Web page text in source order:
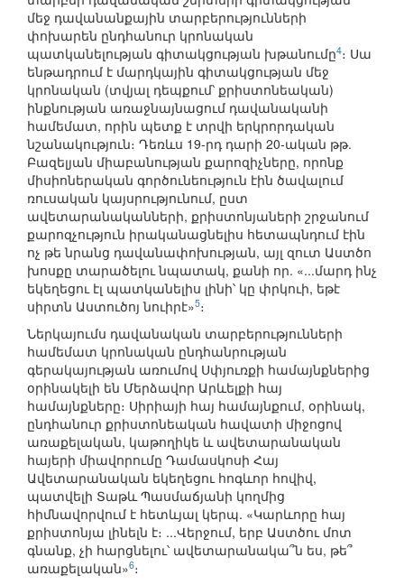
մեջ դավանանքային տարբերությունների
փոխարեն ընդհանուր կրոնական
պատկանելության գիտակցության խթանումը4։ Սա
ենթադրում է մարդկային գիտակցության մեջ
կրոնական (տվյալ դեպքում՝ քրիստոնեական)
ինքնության առաջնայնացում դավանականի
համեմատ, որին պետք է տրվի երկրորդական
նշանակություն։ Դեռևս 19-րդ դարի 20-ական թթ.
Բազելյան միաբանության քարոզիչները, որոնք
միսիոներական գործունեություն էին ծավալում
ռուսական կայսրությունում, ըստ
ավետարանականների, քրիստոնյաների շրջանում
քարոզչություն իրականացնելիս հետապնդում էին
ոչ թե նրանց դավանափոխության, այլ զուտ Աստծո
խոսքը տարածելու նպատակ, քանի որ. «...մարդ ինչ
եկեղեցու էլ պատկանելիս լինի՝ կը փրկուի, եթէ
սիրտն Աստուծոյ նուիրէ»5։
Ներկայումս դավանական տարբերությունների
համեմատ կրոնական ընդհանրության
գերակայության առումով Սփյուռքի համայնքներից
օրինակելի են Մերձավոր Արևելքի հայ
համայնքները։ Սիրիայի հայ համայնքում, օրինակ,
ընդհանուր քրիստոնեական հավատի միջոցով
առաքելական, կաթողիկե և ավետարանական
հայերի միավորումը Դամասկոսի Հայ
Ավետարանական եկեղեցու հոգևոր հովիվ,
պատվելի Տաթև Պասմաճյանի կողմից
հիմնավորվում է հետևյալ կերպ. «Կարևորը հայ
քրիստոնյա լինելն է։ ...Վերջում, երբ Աստծու մոտ
գնանք, չի հարցնելու՝ ավետարանակա՞ն ես, թե՞
առաքելական»6։